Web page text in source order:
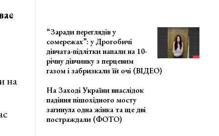
на
“Заради переглядів у
сомережах”: у Дрогобичі
дівчата-підлітки напали на 10-
річну дівчинку з перцевим
газом і забризкали їй очі (ВІДЕО)
На Заході України внаслідок
падіння пішохідного мосту
загинула одна жінка та ще дві
постраждали (ФОТО)